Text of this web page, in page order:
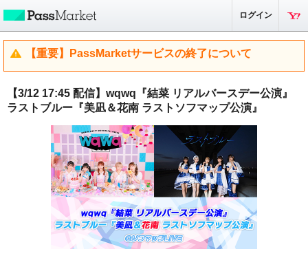
ログイン
【重要】PassMarketサービスの終了について
【3/12 17:45 配信】wqwq『結菜 リアルバースデー公演』
ラストブルー『美凪＆花南 ラストソフマップ公演』